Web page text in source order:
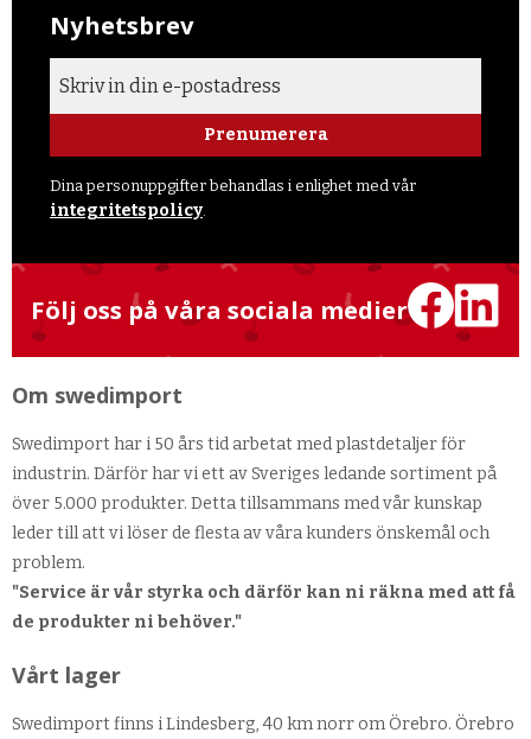
Nyhetsbrev
Prenumerera
Dina personuppgifter behandlas i enlighet med vår
integritetspolicy
Följ oss på våra sociala medier
Om swedimport
Swedimport har i 50 års tid arbetat med plastdetaljer för
industrin. Därför har vi ett av Sveriges ledande sortiment på
över 5.000 produkter. Detta tillsammans med vår kunskap
leder till att vi löser de flesta av våra kunders önskemål och
problem.
"Service är vår styrka och därför kan ni räkna med att få
de produkter ni behöver."
Vårt lager
Swedimport finns i Lindesberg, 40 km norr om Örebro. Örebro